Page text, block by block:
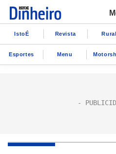
IstoÉ Revista Rural
Esportes Menu